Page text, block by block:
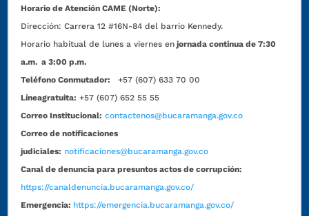
Horario de Atención CAME (Norte):
Dirección:Carrera 12 #16N-84 del barrio Kennedy.
Horario habitual de lunes a viernes en jornada continua de 7:30
a.m. a 3:00 p.m.
Teléfono Conmutador:
+57 (607) 633 70 00
Líneagratuita: +57 (607) 652 55 55
Correo Institucional: contactenos@bucaramanga.gov.co
Correo de notificaciones
judiciales: notificaciones@bucaramanga.gov.co
Canal de denuncia para presuntos actos de corrupción:
https://canaldenuncia.bucaramanga.gov.co/
Emergencia: https://emergencia.bucaramanga.gov.co/